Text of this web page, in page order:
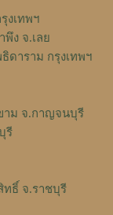
งเทพฯ
ง จ.เลย
ดาราม กรุงเทพฯ
าม จ.กาญจนบุรี
รี
ทธิ์ จ.ราชบุรี